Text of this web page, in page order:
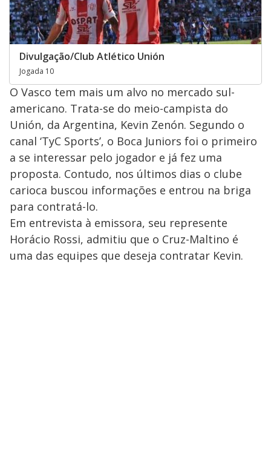
Divulgação/Club Atlético Unión
Jogada 10
O Vasco tem mais um alvo no mercado sul-
americano. Trata-se do meio-campista do
Unión, da Argentina, Kevin Zenón. Segundo o
canal ‘TyC Sports’, o Boca Juniors foi o primeiro
a se interessar pelo jogador e já fez uma
proposta. Contudo, nos últimos dias o clube
carioca buscou informações e entrou na briga
para contratá-lo.
Em entrevista à emissora, seu represente
Horácio Rossi, admitiu que o Cruz-Maltino é
uma das equipes que deseja contratar Kevin.